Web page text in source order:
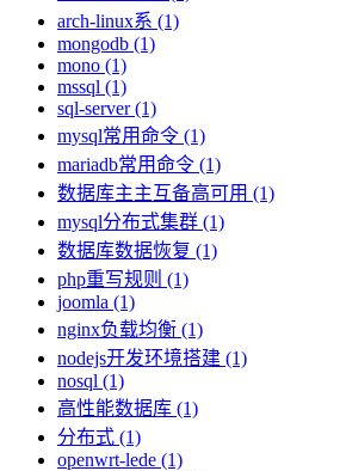
arch-linux系 (1)
mongodb (1)
mono (1)
mssql (1)
sql-server (1)
mysql常用命令 (1)
mariadb常用命令 (1)
数据库主主互备高可用 (1)
mysql分布式集群 (1)
数据库数据恢复 (1)
php重写规则 (1)
joomla (1)
nginx负载均衡 (1)
nodejs开发环境搭建 (1)
nosql (1)
高性能数据库 (1)
分布式 (1)
openwrt-lede (1)